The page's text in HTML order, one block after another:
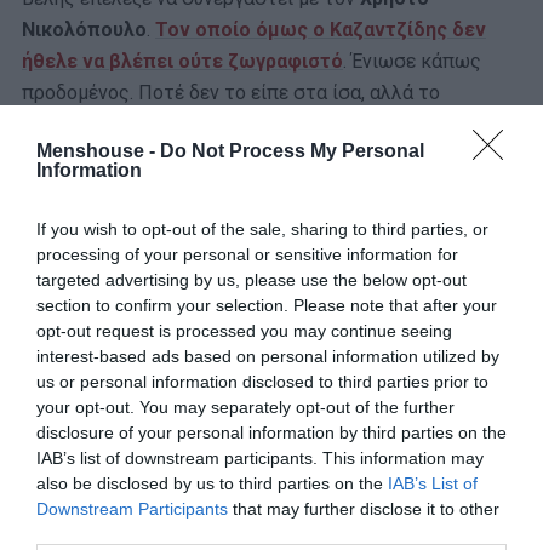
Menshouse - Do Not Process My Personal
Information
If you wish to opt-out of the sale, sharing to third parties, or
processing of your personal or sensitive information for
targeted advertising by us, please use the below opt-out
section to confirm your selection. Please note that after your
opt-out request is processed you may continue seeing
interest-based ads based on personal information utilized by
us or personal information disclosed to third parties prior to
your opt-out. You may separately opt-out of the further
disclosure of your personal information by third parties on the
IAB’s list of downstream participants. This information may
also be disclosed by us to third parties on the IAB’s List of
Downstream Participants that may further disclose it to other
Νικολόπουλο. Τον οποίο όμως ο Καζαντζίδης δεν
ήθελε να βλέπει ούτε ζωγραφιστό. Ένιωσε κάπως
προδομένος. Ποτέ δεν το είπε στα ίσα, αλλά το
κράτησε κακία. Είναι χαρακτηριστικό πως αρκετά
τραγούδια σε έναν συνεργάτη του
«για να τα
τραγουδήσει ο Λεωνίδας ». Πόσο πιο πολύ «παιδί» του…
Πίσω στη δεκαετία του 1980, ο Βελής είχε καταφέρει να
γίνει πρώτο όνομα στη νύχτα, στο λαϊκό τραγούδι. Με
φωνή – καμπάνα και αξέχαστες επιτυχίες όπως το
Και το βράδυ, το βραδάκι, είσαι σπίρτο που ανάβει
φωτιά, και με καίει σαν κλαδάκι, ως το χάραμα, μες
στη νυχτιά…» που έγινε ως και σύνθημα στα γήπεδα,
συνδέθηκε ειδικά με το θρίαμβο στο Ευρωμπάσκετ του
1987. Με τον Γκάλη, τον Γιαννάκη, τον Φασούλα και τα